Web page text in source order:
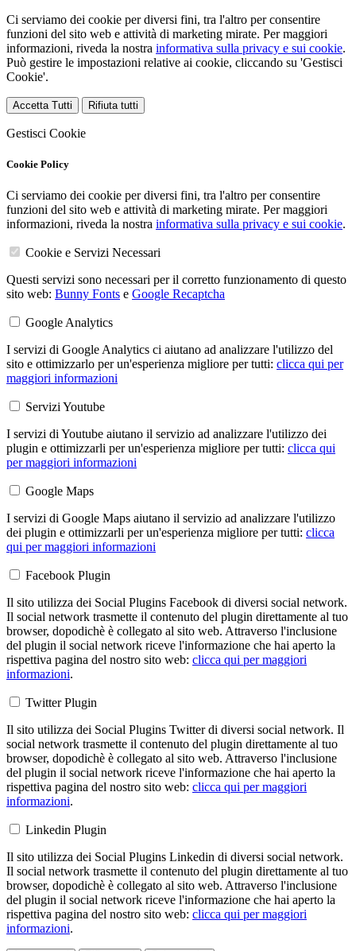
Ci serviamo dei cookie per diversi fini, tra l'altro per consentire
funzioni del sito web e attività di marketing mirate. Per maggiori
informazioni, riveda la nostra informativa sulla privacy e sui cookie.
Può gestire le impostazioni relative ai cookie, cliccando su 'Gestisci
Cookie'.
Accetta Tutti Rifiuta tutti
Gestisci Cookie
Cookie Policy
Ci serviamo dei cookie per diversi fini, tra l'altro per consentire
funzioni del sito web e attività di marketing mirate. Per maggiori
informazioni, riveda la nostra informativa sulla privacy e sui cookie.
Cookie e Servizi Necessari
Questi servizi sono necessari per il corretto funzionamento di questo
sito web: Bunny Fonts e Google Recaptcha
Google Analytics
I servizi di Google Analytics ci aiutano ad analizzare l'utilizzo del
sito e ottimizzarlo per un'esperienza migliore per tutti: clicca qui per
maggiori informazioni
Servizi Youtube
I servizi di Youtube aiutano il servizio ad analizzare l'utilizzo dei
plugin e ottimizzarli per un'esperienza migliore per tutti: clicca qui
per maggiori informazioni
Google Maps
I servizi di Google Maps aiutano il servizio ad analizzare l'utilizzo
dei plugin e ottimizzarli per un'esperienza migliore per tutti: clicca
qui per maggiori informazioni
Facebook Plugin
Il sito utilizza dei Social Plugins Facebook di diversi social network.
Il social network trasmette il contenuto del plugin direttamente al tuo
browser, dopodichè è collegato al sito web. Attraverso l'inclusione
del plugin il social network riceve l'informazione che hai aperto la
rispettiva pagina del nostro sito web: clicca qui per maggiori
informazioni.
Twitter Plugin
Il sito utilizza dei Social Plugins Twitter di diversi social network. Il
social network trasmette il contenuto del plugin direttamente al tuo
browser, dopodichè è collegato al sito web. Attraverso l'inclusione
del plugin il social network riceve l'informazione che hai aperto la
rispettiva pagina del nostro sito web: clicca qui per maggiori
informazioni.
Linkedin Plugin
Il sito utilizza dei Social Plugins Linkedin di diversi social network.
Il social network trasmette il contenuto del plugin direttamente al tuo
browser, dopodichè è collegato al sito web. Attraverso l'inclusione
del plugin il social network riceve l'informazione che hai aperto la
rispettiva pagina del nostro sito web: clicca qui per maggiori
informazioni.